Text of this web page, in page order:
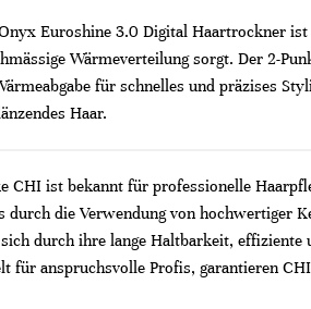
Euroshine 3.0 Digital Haartrockner
Wärmeverteilung sorgt. Der 2-
für schnelles und präzises
Haar.
CHI ist bekannt für professionelle
durch die Verwendung von hochwertiger
durch ihre lange Haltbarkeit,
für anspruchsvolle Profis, garantieren